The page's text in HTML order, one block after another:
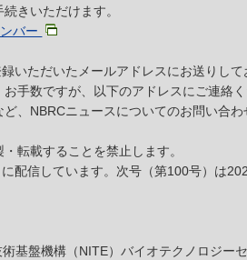
きいただけます。
バー
録いただいたメールアドレスにお送りし
手数ですが、以下のアドレスにご連絡
ど、NBRCニュースについてのお問い合
転載することを禁止します。
に配信しています。次号（第100号）は
基盤機構（NITE）バイオテクノロジー